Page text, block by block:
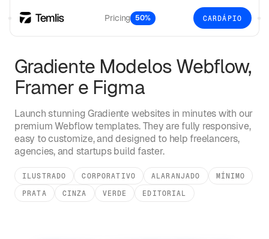
Pricing 50% CARDÁPIO
Gradiente Modelos Webflow,
Framer e Figma
Launch stunningGradientewebsites in minutes with our
premium Webflow templates. They are fully responsive,
easy to customize, and designed to help freelancers,
agencies, and startups build faster.
ILUSTRADO CORPORATIVO ALARANJADO
MÍNIMO
PRATA
CINZA VERDE EDITORIAL